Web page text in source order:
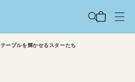
ー
テーブルを輝かせるスターたち